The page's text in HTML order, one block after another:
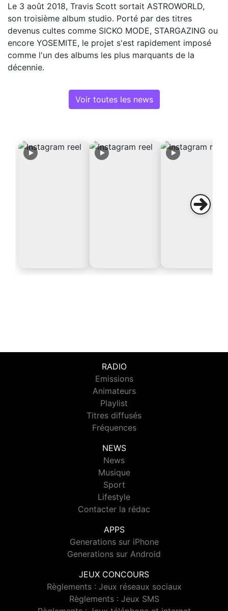
Le 3 août 2018, Travis Scott sortait ASTROWORLD,
son troisième album studio. Porté par des titres
devenus cultes comme SICKO MODE, STARGAZING ou
encore YOSEMITE, le projet s'est rapidement imposé
comme l'un des albums les plus marquants de la
décennie.
Voir toutes les news
RADIO
Emissions
Animateurs
Playlist
Titres diffusés
Fréquences
NEWS
News
Musique
Sport
Lifestyle
Contacter la rédac
APPS
Generations sur iPhone
Generations sur Android
JEUX CONCOURS
Règlements : Jeux réseaux sociaux
Règlements : Jeux SMS